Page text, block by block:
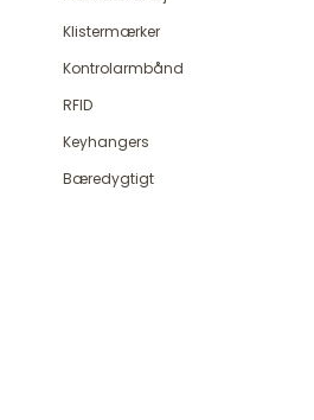
Klistermærker
Kontrolarmbånd
RFID
Keyhangers
Bæredygtigt